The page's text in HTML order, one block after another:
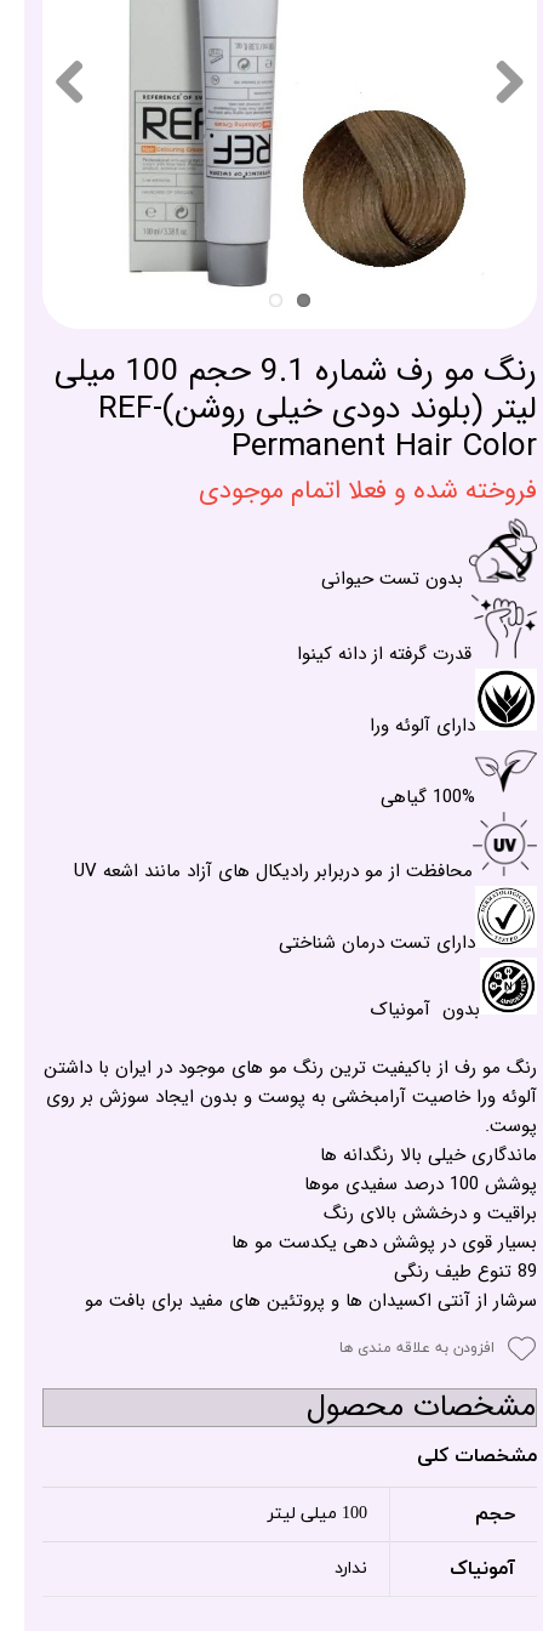
رنگ مو رف شماره 9.1 حجم 100 میلی
لیتر (بلوند دودی خیلی روشن)-REF
Permanent Hair Color
فروخته شده و فعلا اتمام موجودی
بدون تست حیوانی
قدرت گرفته از دانه کینوا
دارای آلوئه ورا
100% گیاهی
محافظت از مو دربرابر رادیکال های آزاد مانند اشعه UV
دارای تست درمان شناختی
بدون آمونیاک
رنگ مو رف از باکیفیت ترین رنگ مو های موجود در ایران با داشتن
آلوئه ورا خاصیت آرامبخشی به پوست و بدون ایجاد سوزش بر روی
پوست.
ماندگاری خیلی بالا رنگدانه ها
پوشش 100 درصد سفیدی موها
براقیت و درخشش بالای رنگ
بسیار قوی در پوشش دهی یکدست مو ها
89 تنوع طیف رنگی
سرشار از آنتی اکسیدان ها و پروتئین های مفید برای بافت مو
افزودن به علاقه مندی ها
مشخصات محصول
مشخصات کلی
حجم 100 میلی لیتر
آمونیاک ندارد